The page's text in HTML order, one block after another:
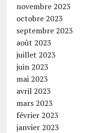
novembre 2023
octobre 2023
septembre 2023
août 2023
juillet 2023
juin 2023
mai 2023
avril 2023
mars 2023
février 2023
janvier 2023